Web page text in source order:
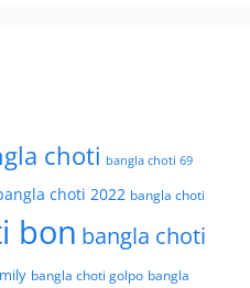
choti bangla choti 69
choti 2022 bangla choti
bon bangla choti
bangla choti golpo bangla